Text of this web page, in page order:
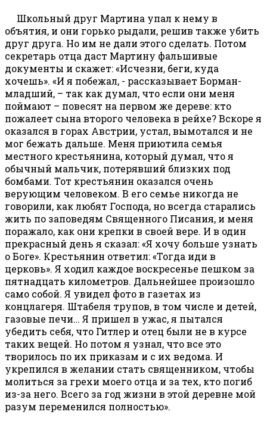
Школьный друг Мартина упал к нему в
объятия, и они горько рыдали, решив также убить
друг друга. Но им не дали этого сделать. Потом
секретарь отца даст Мартину фальшивые
документы и скажет: «Исчезни, беги, куда
хочешь». «И я побежал, - рассказывает Борман-
младший, – так как думал, что если они меня
поймают – повесят на первом же дереве: кто
пожалеет сына второго человека в рейхе? Вскоре я
оказался в горах Австрии, устал, вымотался и не
мог бежать дальше. Меня приютила семья
местного крестьянина, который думал, что я
обычный мальчик, потерявший близких под
бомбами. Тот крестьянин оказался очень
верующим человеком. В его семье никогда не
говорили, как любят Господа, но всегда старались
жить по заповедям Священного Писания, и меня
поражало, как они крепки в своей вере. И в один
прекрасный день я сказал: «Я хочу больше узнать
о Боге». Крестьянин ответил: «Тогда иди в
церковь». Я ходил каждое воскресенье пешком за
пятнадцать километров. Дальнейшее произошло
само собой. Я увидел фото в газетах из
концлагеря. Штабеля трупов, в том числе и детей,
газовые печи… Я пришел в ужас, я пытался
убедить себя, что Гитлер и отец были не в курсе
таких вещей. Но потом я узнал, что все это
творилось по их приказам и с их ведома. И
укрепился в желании стать священником, чтобы
молиться за грехи моего отца и за тех, кто погиб
из-за него. Всего за год жизни в этой деревне мой
разум переменился полностью».